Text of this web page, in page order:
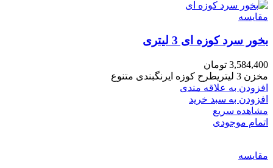
مقایسه
بخور سرد کوزه ای 3 لیتری
3,584,400 تومان
مخزن 3 لیتریطرح کوزه ایرنگبندی متنوع
افزودن به علاقه مندی
افزودن به سبد خرید
مشاهده سریع
اتمام موجودی
مقایسه